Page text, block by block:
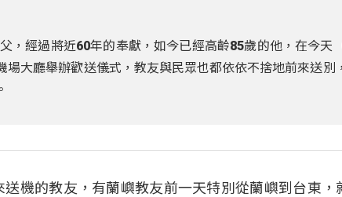
，經過將近60年的奉獻，如今已經高齡85歲的他，在今天
場大廳舉辦歡送儀式，教友與民眾也都依依不捨地前來送別
機的教友，有蘭嶼教友前一天特別從蘭嶼到台東，